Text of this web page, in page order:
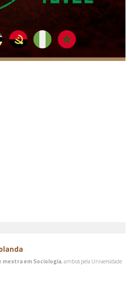
mestra em Sociologia, ambos pela Universidade